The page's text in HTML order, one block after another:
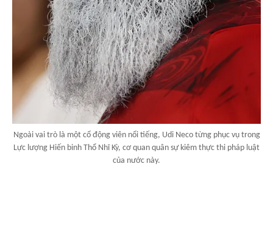
Ngoài vai trò là một cổ động viên nổi tiếng, Udi Neco từng phục vụ trong
Lực lượng Hiến binh Thổ Nhĩ Kỳ, cơ quan quân sự kiêm thực thi pháp luật
của nước này.